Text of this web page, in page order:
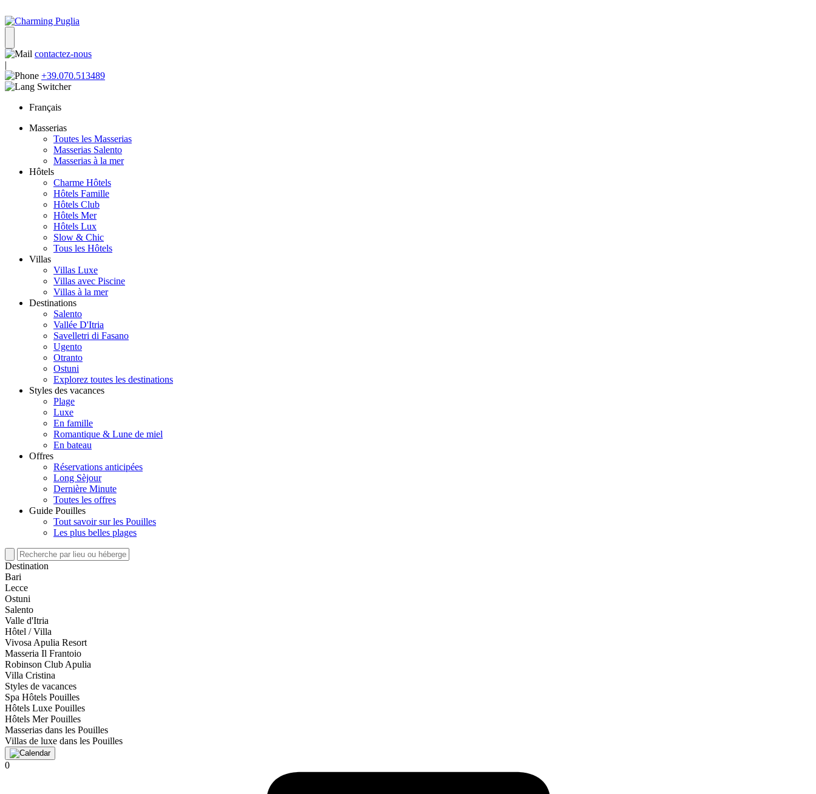
contactez-nous
|
+39.070.513489
Français
Masserias
Toutes les Masserias
Masserias Salento
Masserias à la mer
Hôtels
Charme Hôtels
Hôtels Famille
Hôtels Club
Hôtels Mer
Hôtels Lux
Slow & Chic
Tous les Hôtels
Villas
Villas Luxe
Villas avec Piscine
Villas à la mer
Destinations
Salento
Vallée D'Itria
Savelletri di Fasano
Ugento
Otranto
Ostuni
Explorez toutes les destinations
Styles des vacances
Plage
Luxe
En famille
Romantique & Lune de miel
En bateau
Offres
Réservations anticipées
Long Sèjour
Dernière Minute
Toutes les offres
Guide Pouilles
Tout savoir sur les Pouilles
Les plus belles plages
Destination
Bari
Lecce
Ostuni
Salento
Valle d'Itria
Hôtel / Villa
Vivosa Apulia Resort
Masseria Il Frantoio
Robinson Club Apulia
Villa Cristina
Styles de vacances
Spa Hôtels Pouilles
Hôtels Luxe Pouilles
Hôtels Mer Pouilles
Masserias dans les Pouilles
Villas de luxe dans les Pouilles
0